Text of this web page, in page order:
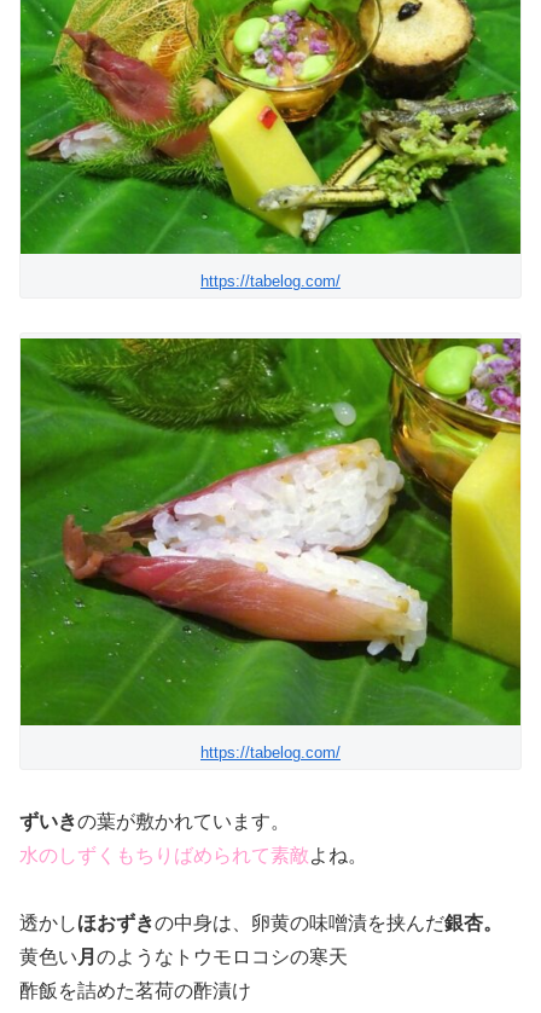
https://tabelog.com/
https://tabelog.com/
ずいきの葉が敷かれています。
水のしずくもちりばめられて素敵よね。
透かしほおずきの中身は、卵黄の味噌漬を挟んだ銀杏。
黄色い月 のようなトウモロコシの寒天
酢飯を詰めた茗荷の酢漬け